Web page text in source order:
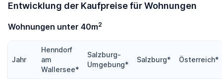
Entwicklung der Kaufpreise für Wohnungen
Wohnungen unter 40m2
Jahr
Henndorf
am
Wallersee*
Salzburg-
Umgebung*
Salzburg* Österreich*